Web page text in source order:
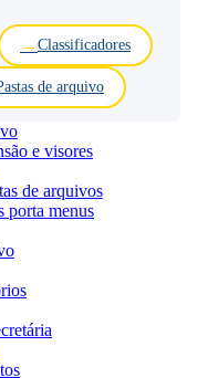
Classificadores
de arquivo
e visores
de arquivos
porta menus